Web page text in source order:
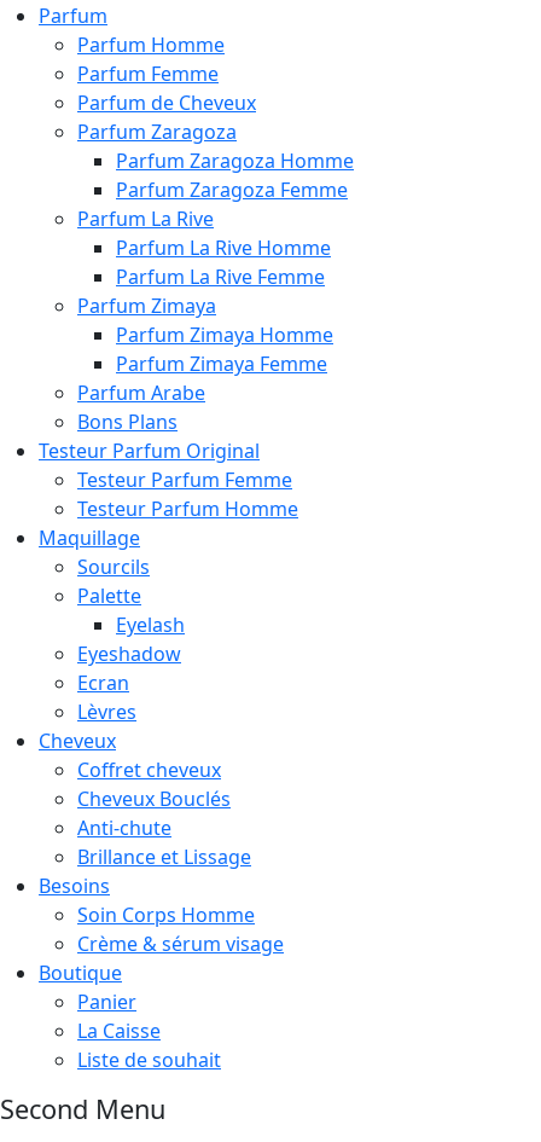
Parfum
Parfum Homme
Parfum Femme
Parfum de Cheveux
Parfum Zaragoza
Parfum Zaragoza Homme
Parfum Zaragoza Femme
Parfum La Rive
Parfum La Rive Homme
Parfum La Rive Femme
Parfum Zimaya
Parfum Zimaya Homme
Parfum Zimaya Femme
Parfum Arabe
Bons Plans
Testeur Parfum Original
Testeur Parfum Femme
Testeur Parfum Homme
Maquillage
Sourcils
Palette
Eyelash
Eyeshadow
Ecran
Lèvres
Cheveux
Coffret cheveux
Cheveux Bouclés
Anti-chute
Brillance et Lissage
Besoins
Soin Corps Homme
Crème & sérum visage
Boutique
Panier
La Caisse
Liste de souhait
Second Menu